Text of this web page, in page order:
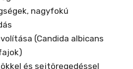
nagyfokú
(Candida albicans
és sejtöregedéssel